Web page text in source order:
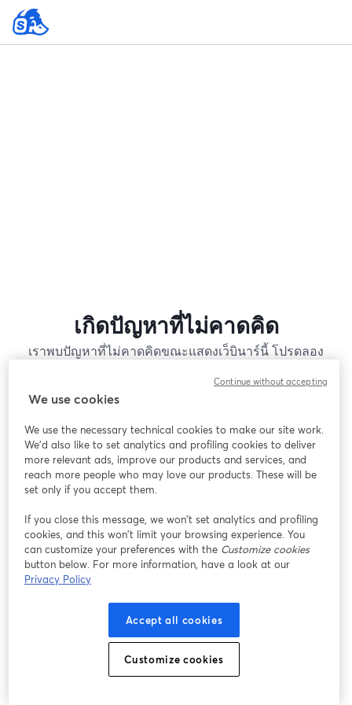
เกิดปัญหาที่ไม่คาดคิด
เราพบปัญหาที่ไม่คาดคิดขณะแสดงเว็บินาร์นี้ โปรดลอง
หากมีปัญหา
เปิดในแท็บใหม่
We use cookies
We use the necessary technical cookies to make our site work.
We'd also like to set analytics and profiling cookies to deliver
more relevant ads, improve our products and services, and
reach more people who may love our products. These will be
set only if you accept them.
If you close this message, we won’t set analytics and profiling
cookies, and this won’t limit your browsing experience. You
can customize your preferences with the Customize cookies
button below. For more information, have a look at our
Privacy Policy
Accept all cookies
Customize cookies
Continue without accepting